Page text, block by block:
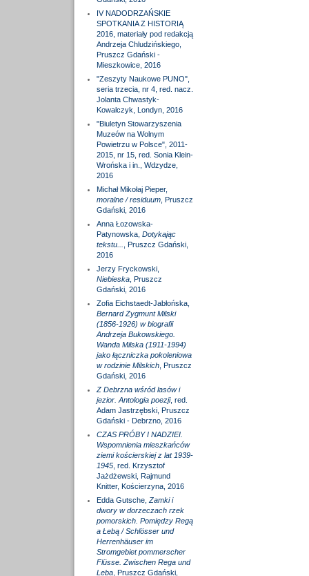
IV NADODRZAŃSKIE
SPOTKANIA Z HISTORIĄ
2016, materiały pod redakcją
Andrzeja Chludzińskiego,
Pruszcz Gdański -
Mieszkowice, 2016
"Zeszyty Naukowe PUNO",
seria trzecia, nr 4, red. nacz.
Jolanta Chwastyk-
Kowalczyk, Londyn, 2016
"Biuletyn Stowarzyszenia
Muzeów na Wolnym
Powietrzu w Polsce", 2011-
2015, nr 15, red. Sonia Klein-
Wrońska i in., Wdzydze,
2016
Michał Mikołaj Pieper,
moralne / residuum, Pruszcz
Gdański, 2016
Anna Łozowska-
Patynowska, Dotykając
tekstu...
, Pruszcz Gdański,
2016
Jerzy Fryckowski,
Niebieska, Pruszcz
Gdański, 2016
Zofia Eichstaedt-Jabłońska,
Bernard Zygmunt Milski
(1856-1926) w biografii
Andrzeja Bukowskiego.
Wanda Milska (1911-1994)
jako łączniczka pokoleniowa
w rodzinie Milskich, Pruszcz
Gdański, 2016
Z Debrzna wśród lasów i
jezior. Antologia poezji, red.
Adam Jastrzębski, Pruszcz
Gdański - Debrzno, 2016
CZAS PRÓBY I NADZIEI.
Wspomnienia mieszkańców
ziemi kościerskiej z lat 1939-
1945, red. Krzysztof
Jażdżewski, Rajmund
Knitter, Kościerzyna, 2016
Edda Gutsche, Zamki i
dwory w dorzeczach rzek
pomorskich. Pomiędzy Regą
a Łebą / Schlösser und
Herrenhäuser im
Stromgebiet pommerscher
Flüsse. Zwischen Rega und
Leba, Pruszcz Gdański,